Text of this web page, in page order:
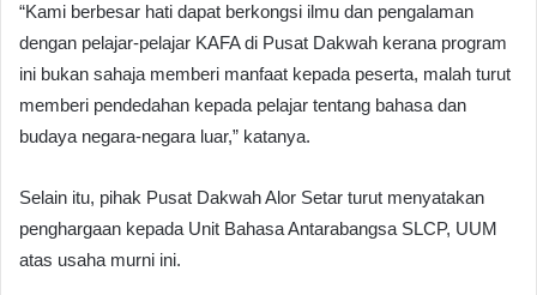
“Kami berbesar hati dapat berkongsi ilmu dan pengalaman
dengan pelajar-pelajar KAFA di Pusat Dakwah kerana program
ini bukan sahaja memberi manfaat kepada peserta, malah turut
memberi pendedahan kepada pelajar tentang bahasa dan
budaya negara-negara luar,” katanya.
Selain itu, pihak Pusat Dakwah Alor Setar turut menyatakan
penghargaan kepada Unit Bahasa Antarabangsa SLCP, UUM
atas usaha murni ini.